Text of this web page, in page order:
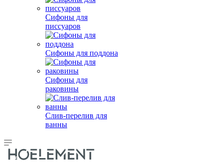
Сифоны для
писсуаров
Сифоны для поддона
Сифоны для
раковины
Слив-перелив для
ванны